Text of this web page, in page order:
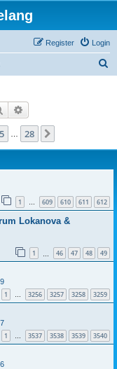
Login
Register
Search
5 28
1 … 609 610 611 612
Lokanova &
1 46 47 48 49
1 … 3256 3257 3258 3259
1 … 3537 3538 3539 3540